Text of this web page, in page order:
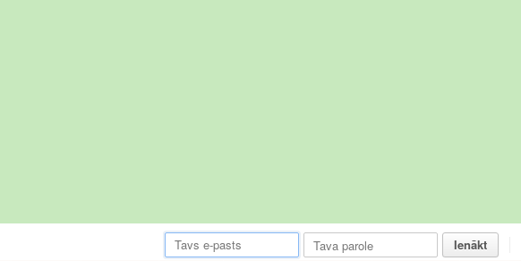
Ienākt